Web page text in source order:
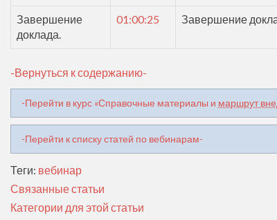
Завершение
доклада.
01:00:25 Завершение
-Вернуться к содержанию-
-Перейти в курс «Справочные материалы и маршрут
-Перейти к списку статей по вебинарам-
Теги: вебинар
Связанные статьи
Категории для этой статьи